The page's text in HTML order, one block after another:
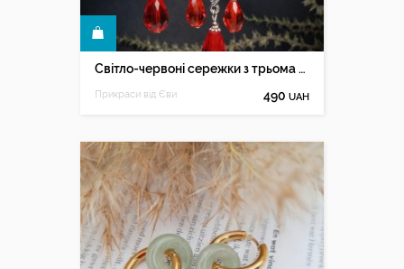
Світло-червоні сережки з трьома підвісками
Прикраси від Єви 490 UAH